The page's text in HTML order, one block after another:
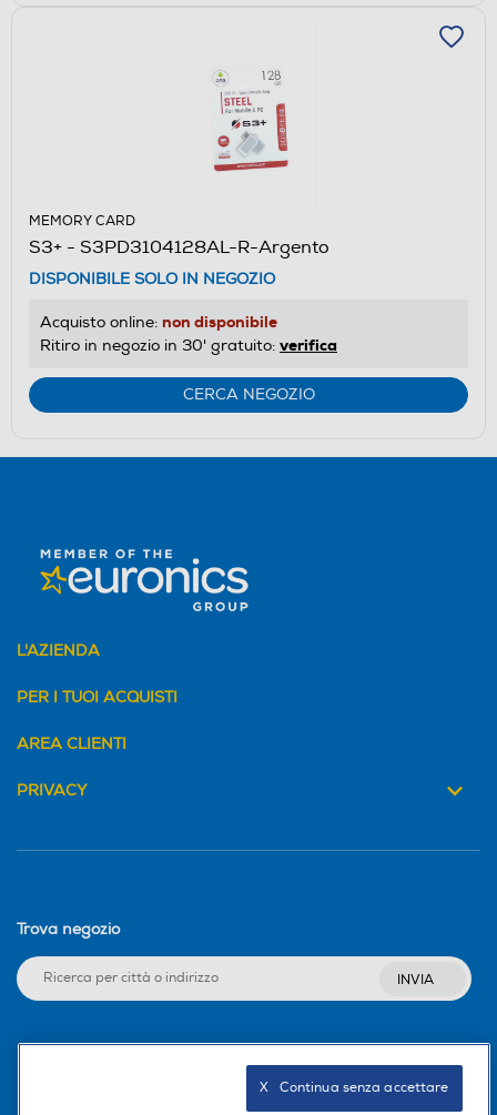
MEMORY CARD
S3+ - S3PD3104128AL-R-Argento
DISPONIBILE SOLO IN NEGOZIO
Acquisto online: non disponibile
Ritiro in negozio in 30' gratuito: verifica
CERCA NEGOZIO
L'AZIENDA
PER I TUOI ACQUISTI
AREA CLIENTI
PRIVACY
Trova negozio
INVIA
X   Continua senza accettare